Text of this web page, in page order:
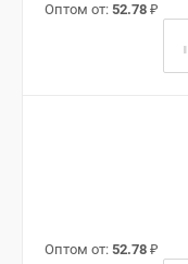
Оптом от: 52.78 ₽
Оптом от: 52.78 ₽